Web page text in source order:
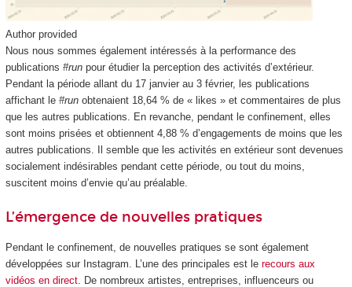
Author provided
Nous nous sommes également intéressés à la performance des
publications #runpour étudier la perception des activités d’extérieur.
Pendant la période allant du 17 janvier au 3 février, les publications
affichant le #runobtenaient 18,64 % de « likes » et commentaires de plus
que les autres publications. En revanche, pendant le confinement, elles
sont moins prisées et obtiennent 4,88 % d’engagements de moins que les
autres publications. Il semble que les activités en extérieur sont devenues
socialement indésirables pendant cette période, ou tout du moins,
suscitent moins d’envie qu’au préalable.
L’émergence de nouvelles pratiques
Pendant le confinement, de nouvelles pratiques se sont également
développées sur Instagram. L’une des principales est le recours aux
vidéos en direct. De nombreux artistes, entreprises, influenceurs ou